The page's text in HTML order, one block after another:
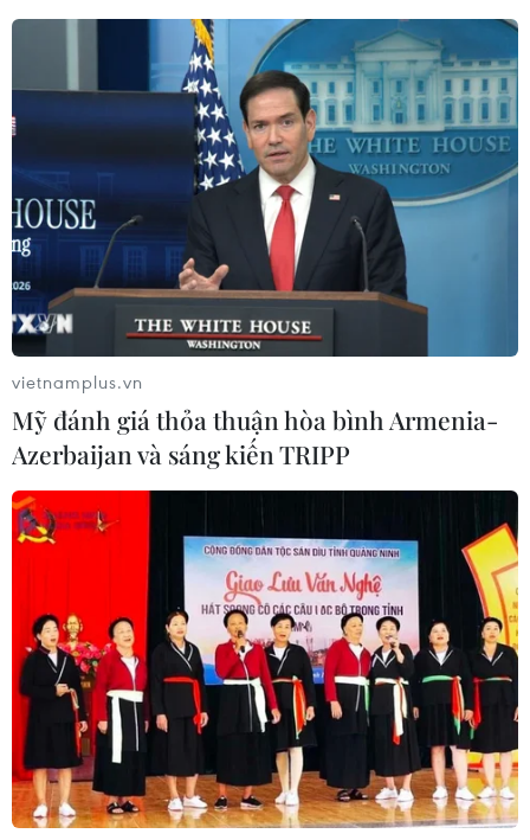
vietnamplus.vn
Mỹ đánh giá thỏa thuận hòa bình Armenia-
Azerbaijan và sáng kiến TRIPP